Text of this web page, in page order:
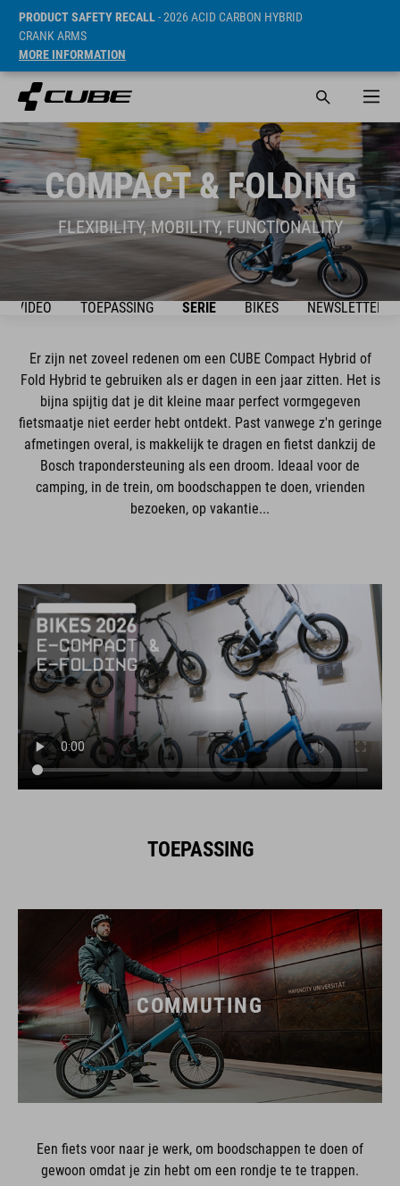
PRODUCT SAFETY RECALL- 2026 ACID CARBON HYBRID
CRANK ARMS
MORE INFORMATION
COMPACT & FOLDING
FLEXIBILITY, MOBILITY, FUNCTIONALITY
VIDEO TOEPASSING SERIE BIKES NEWSLETTER
Er zijn net zoveel redenen om een CUBE Compact Hybrid of
Fold Hybrid te gebruiken als er dagen in een jaar zitten. Het is
bijna spijtig dat je dit kleine maar perfect vormgegeven
fietsmaatje niet eerder hebt ontdekt. Past vanwege z'n geringe
afmetingen overal, is makkelijk te dragen en fietst dankzij de
Bosch trapondersteuning als een droom. Ideaal voor de
camping, in de trein, om boodschappen te doen, vrienden
bezoeken, op vakantie...
TOEPASSING
COMMUTING
Een fiets voor naar je werk, om boodschappen te doen of
gewoon omdat je zin hebt om een rondje te te trappen.